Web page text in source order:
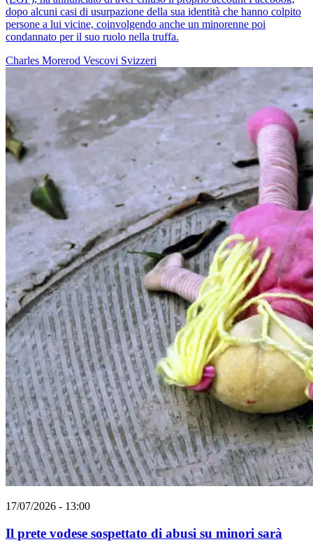
dopo alcuni casi di usurpazione della sua identità che hanno colpito
persone a lui vicine, coinvolgendo anche un minorenne poi
condannato per il suo ruolo nella truffa.
Charles Morerod Vescovi Svizzeri
17/07/2026 - 13:00
Il prete vodese sospettato di abusi su minori sarà